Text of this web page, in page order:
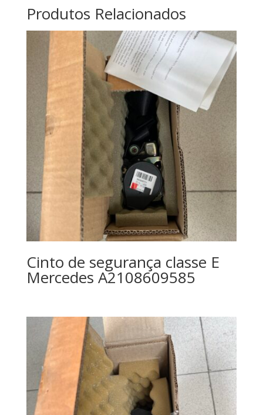
E
Mercedes
A2108607085
Produtos Relacionados
Cinto de segurança classe E
Mercedes A2108609585